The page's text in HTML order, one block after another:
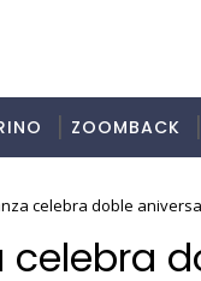
ZOOMBACK
celebra doble
celebra